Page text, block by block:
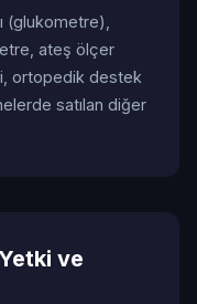
(glukometre),
ateş ölçer
ortopedik destek
satılan diğer
ve